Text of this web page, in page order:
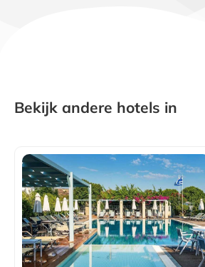
Bekijk andere hotels in